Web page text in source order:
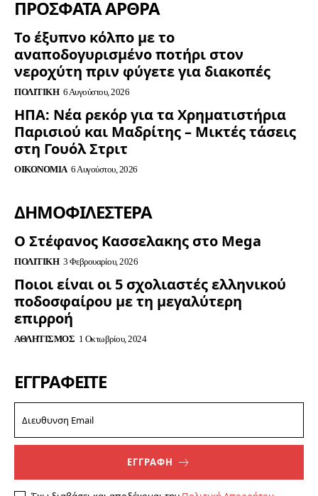
ΠΡΟΣΦΑΤΑ ΑΡΘΡΑ
Το έξυπνο κόλπο με το
αναποδογυρισμένο ποτήρι στον
νεροχύτη πριν φύγετε για διακοπές
ΠΟΛΙΤΙΚΉ 6 Αυγούστου, 2026
ΗΠΑ: Νέα ρεκόρ για τα Χρηματιστήρια
Παρισιού και Μαδρίτης – Μικτές τάσεις
στη Γουόλ Στριτ
ΟΙΚΟΝΟΜΊΑ 6 Αυγούστου, 2026
ΔΗΜΟΦΙΛΈΣΤΕΡΑ
Ο Στέφανος Κασσελακης στο Mega
ΠΟΛΙΤΙΚΉ 3 Φεβρουαρίου, 2026
Ποιοι είναι οι 5 σχολιαστές ελληνικού
ποδοσφαίρου με τη μεγαλύτερη
επιρροή
ΑΘΛΗΤΙΣΜΌΣ 1 Οκτωβρίου, 2024
ΕΓΓΡΑΦΕΊΤΕ
ΕΓΓΡΑΦΗ